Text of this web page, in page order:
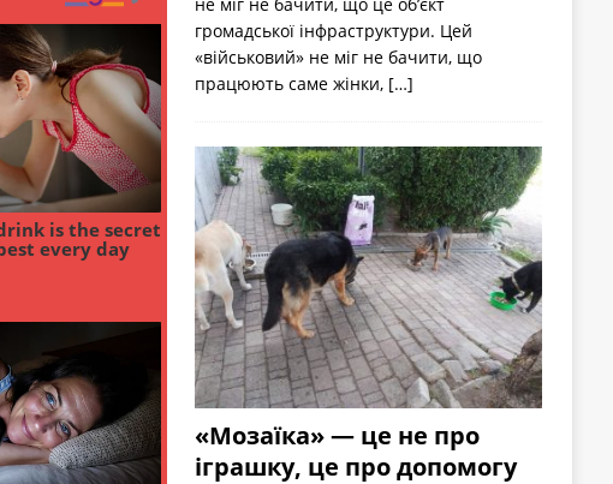
громадської інфраструктури. Цей
«військовий» не міг не бачити, що
працюють саме жінки, […]
«Мозаїка» — це не про
іграшку, це про допомогу